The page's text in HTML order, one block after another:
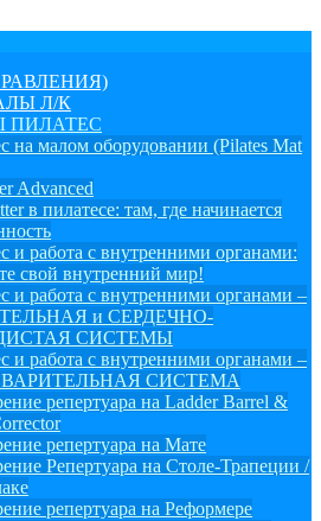
Л/К
ПИЛАТЕС
на малом оборудовании (Pilates Mat
Advanced
в пилатесе: там, где начинается
и работа с внутренними органами:
свой внутренний мир!
и работа с внутренними органами –
и СЕРДЕЧНО-
СИСТЕМЫ
и работа с внутренними органами –
СИСТЕМА
репертуара на Ladder Barrel &
репертуара на Мате
Репертуара на Столе-Трапеции /
репертуара на Реформере